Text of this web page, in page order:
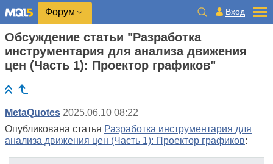
Форум Вход
Обсуждение статьи "Разработка
инструментария для анализа движения
цен (Часть 1): Проектор графиков"
MetaQuotes 2025.06.10 08:22
Опубликована статья Разработка инструментария для
анализа движения цен (Часть 1): Проектор графиков: